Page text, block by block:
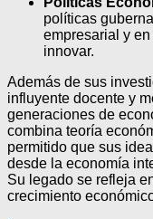
políticas
empresarial y
innovar.
Además de sus
influyente docente y
generaciones de
combina teoría
permitido que sus
desde la economía
Su legado se refleja
crecimiento